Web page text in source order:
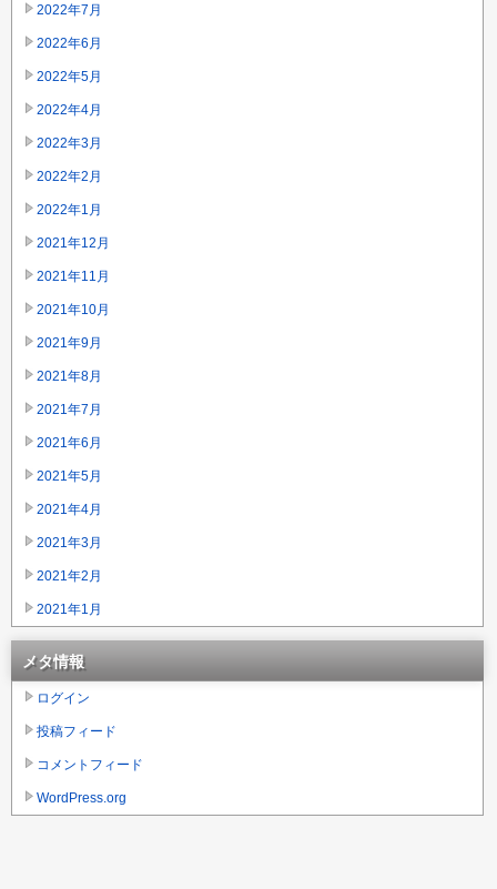
2022年7月
2022年6月
2022年5月
2022年4月
2022年3月
2022年2月
2022年1月
2021年12月
2021年11月
2021年10月
2021年9月
2021年8月
2021年7月
2021年6月
2021年5月
2021年4月
2021年3月
2021年2月
2021年1月
メタ情報
ログイン
投稿フィード
コメントフィード
WordPress.org